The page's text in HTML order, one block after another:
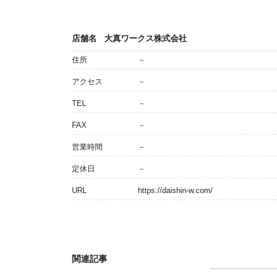
店舗名 大真ワークス株式会社
住所 －
アクセス －
TEL －
FAX －
営業時間 －
定休日 －
URL https://daishin-w.com/
関連記事